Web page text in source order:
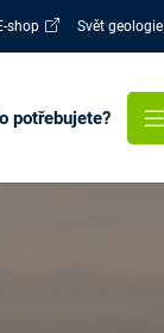
shop Svět geologie
potřebujete?